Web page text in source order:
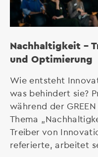
Nachhaltigkeit –
und Optimierung
Wie entsteht
was behindert sie?
während der GREEN
Thema
Treiber von
referierte, arbeitet